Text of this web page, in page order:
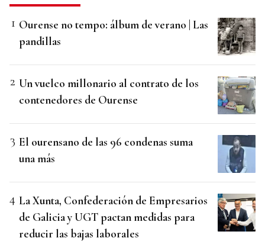
Ourense no tempo: álbum de verano | Las
pandillas
Un vuelco millonario al contrato de los
contenedores de Ourense
El ourensano de las 96 condenas suma
una más
La Xunta, Confederación de Empresarios
de Galicia y UGT pactan medidas para
reducir las bajas laborales